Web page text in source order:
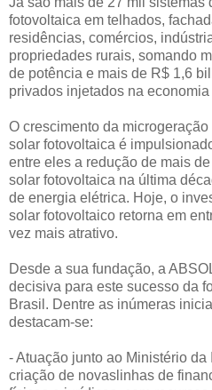
fotovoltaica em telhados,
residências, comércios,
propriedades rurais, somando
de potência e mais de R$ 1,6
privados injetados na
O crescimento da
solar fotovoltaica é
entre eles a redução de mais
solar fotovoltaica na última
de energia elétrica. Hoje, o
solar fotovoltaico retorna em
vez mais atrativo.
Desde a sua fundação, a
decisiva para este sucesso da
Brasil. Dentre as inúmeras
destacam-se:
- Atuação junto ao Ministério
criação de novaslinhas de